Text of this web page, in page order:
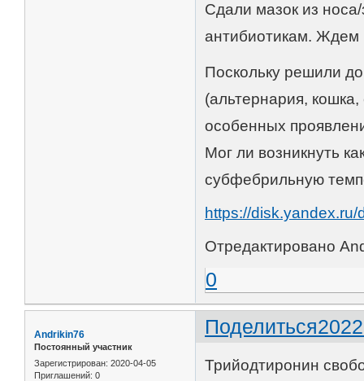
Сдали мазок из
антибиотикам. Ждем
Поскольку решили
(альтернария,
особенных
Мог ли возникнуть
субфебрильную
https://disk.yandex.ru/
Отредактировано
0
Поделиться
Andrikin76
Постоянный участник
Зарегистрирован: 2020-04-05
Приглашений: 0
Трийодтиронин